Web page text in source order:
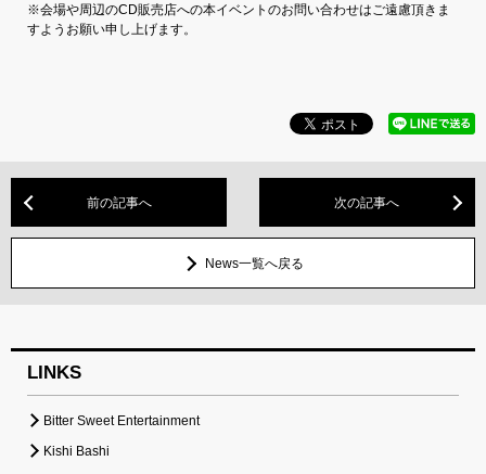
※会場や周辺のCD販売店への本イベントのお問い合わせはご遠慮頂きま
すようお願い申し上げます。
前の記事へ 次の記事へ
News一覧へ戻る
LINKS
Bitter Sweet Entertainment
Kishi Bashi